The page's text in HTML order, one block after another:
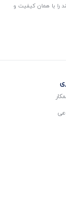
را با همان کیفیت و